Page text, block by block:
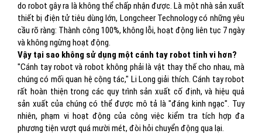
do robot gây ra là không thể chấp nhận được. Là một nhà sản xuất
thiết bị điện tử tiêu dùng lớn, Longcheer Technology có những yêu
cầu rõ ràng: Thành công 100%, không lỗi, hoạt động liên tục 7 ngày
và không ngừng hoạt động.
Vậy tại sao không sử dụng một cánh tay robot tinh vi hơn?
"Cánh tay robot và robot không phải là vật thay thế cho nhau, mà
chúng có mối quan hệ cộng tác," Li Long giải thích. Cánh tay robot
rất hoàn thiện trong các quy trình sản xuất cố định, và hiệu quả
sản xuất của chúng có thể được mô tả là "đáng kinh ngạc". Tuy
nhiên, phạm vi hoạt động của công việc kiểm tra tích hợp đa
phương tiện vượt quá mười mét, đòi hỏi chuyển động qua lại.